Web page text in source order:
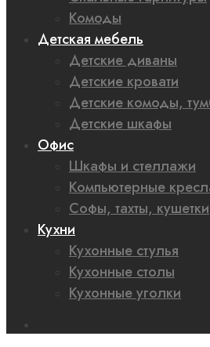
Комоды
Детская мебель
Детские диваны
Детские кровати
Детские комоды,
Детские шкафы
Офис
Шкафы и стеллажи
Компьютерные
Софы, тахты, кушетки
Кухни
Кухонные стулья
Кухонные столы
Кухонные уголки